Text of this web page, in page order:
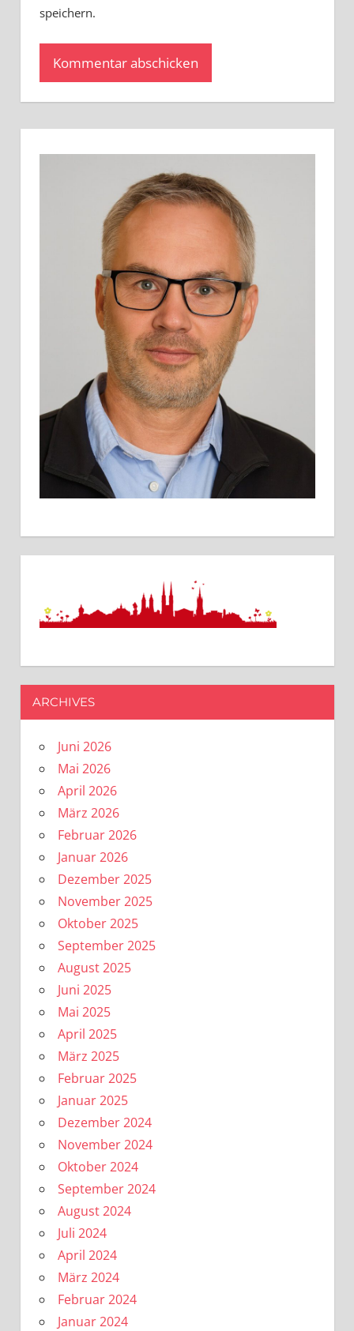
speichern.
ARCHIVES
Juni 2026
Mai 2026
April 2026
März 2026
Februar 2026
Januar 2026
Dezember 2025
November 2025
Oktober 2025
September 2025
August 2025
Juni 2025
Mai 2025
April 2025
März 2025
Februar 2025
Januar 2025
Dezember 2024
November 2024
Oktober 2024
September 2024
August 2024
Juli 2024
April 2024
März 2024
Februar 2024
Januar 2024